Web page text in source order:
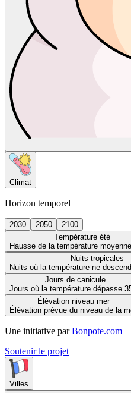
Climat
Horizon temporel
2030 2050
2100
Température été
Hausse de la température
Nuits tropicales
Nuits où la température ne
Jours de canicule
Jours où la température dépasse
Élévation niveau mer
Élévation prévue du niveau de la
Une initiative par Bonpote.com
Soutenir le projet
Villes